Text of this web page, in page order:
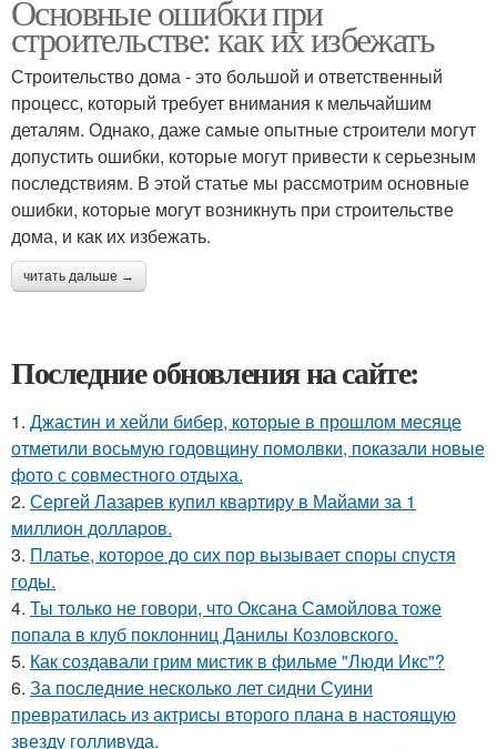
Основные ошибки при
строительстве: как их избежать
Строительство дома - это большой и ответственный
процесс, который требует внимания к мельчайшим
деталям. Однако, даже самые опытные строители могут
допустить ошибки, которые могут привести к серьезным
последствиям. В этой статье мы рассмотрим основные
ошибки, которые могут возникнуть при строительстве
дома, и как их избежать.
читать дальше →
Последние обновления на сайте:
1. Джастин и хейли бибер, которые в прошлом месяце
отметили восьмую годовщину помолвки, показали новые
фото с совместного отдыха.
2. Сергей Лазарев купил квартиру в Майами за 1
миллион долларов.
3. Платье, которое до сих пор вызывает споры спустя
годы.
4. Ты только не говори, что Оксана Самойлова тоже
попала в клуб поклонниц Данилы Козловского.
5. Как создавали грим мистик в фильме "Люди Икс"?
6. За последние несколько лет сидни Суини
превратилась из актрисы второго плана в настоящую
звезду голливуда.